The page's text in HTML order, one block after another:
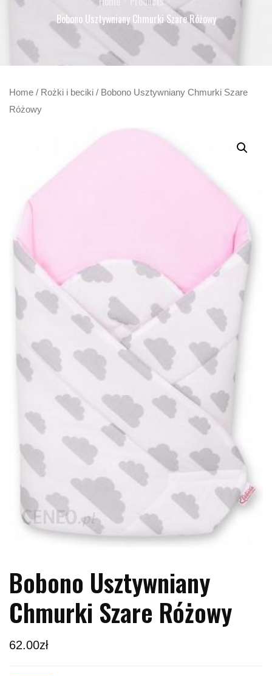
Bobono Usztywniany Chmurki Szare Różowy
Home / Rożki i beciki / Bobono Usztywniany Chmurki Szare
Różowy
Bobono Usztywniany
Chmurki Szare Różowy
62.00zł